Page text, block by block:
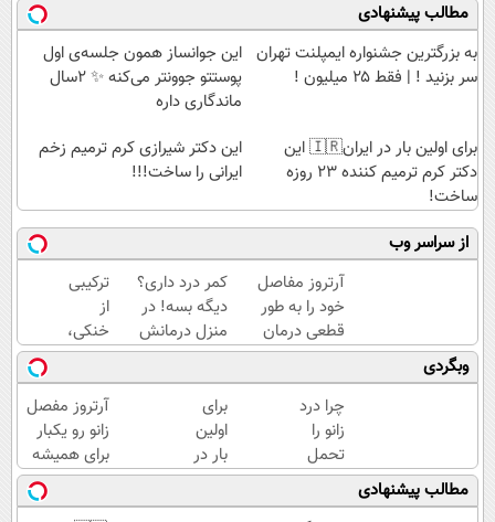
مطالب پیشنهادی
به بزرگترین جشنواره ایمپلنت تهران
سر بزنید ! | فقط ۲۵ میلیون !
این جوانساز همون جلسه‌ی اول
پوستتو جوونتر می‌کنه ✨ 2سال
ماندگاری داره
برای اولین بار در ایران🇮🇷 این
دکتر کرم ترمیم کننده 23 روزه
ساخت!
این دکتر شیرازی کرم ترمیم زخم
ایرانی را ساخت!!!
از سراسر وب
آرتروز مفاصل
خود را به طور
قطعی درمان
کنید!
◗پرسش‌نامه◖
کمر درد داری؟
دیگه بسه! در
منزل درمانش
کن
(◀پرسش‌نامه)
ترکیبی
از
خنکی،
لطافت
هوا و
زیبایی
(قیمت
باور
نکردنی!)
وبگردی
چرا درد
زانو را
تحمل
می‌کنی؟
خیلی
برای
اولین
بار در
ایران
🇮🇷
آرتروز مفصل
زانو رو یکبار
برای همیشه
درمان کن!
◗پرسش‌نامه◖
مطالب پیشنهادی